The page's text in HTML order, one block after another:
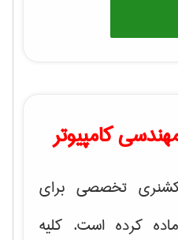
کامپیوتر
تخصصی برای
کرده است. کلیه